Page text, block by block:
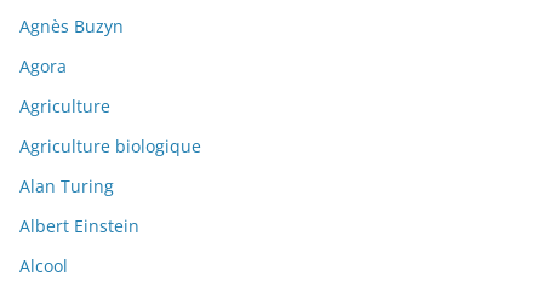
Agnès Buzyn
Agora
Agriculture
Agriculture biologique
Alan Turing
Albert Einstein
Alcool